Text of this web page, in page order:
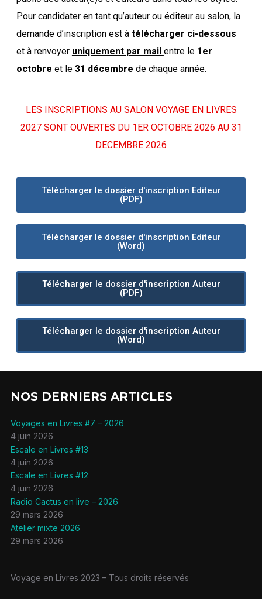
Pour candidater en tant qu’auteur ou éditeur au salon, la
demande d’inscription est à télécharger ci-dessous
et à renvoyer uniquement par mail entre le 1er
octobre et le 31 décembre de chaque année.
LES INSCRIPTIONS AU SALON VOYAGE EN LIVRES
2027 SONT OUVERTES DU 1ER OCTOBRE 2026 AU 31
DECEMBRE 2026
Télécharger le dossier d'inscription Editeur
(PDF)
Télécharger le dossier d'inscription Editeur
(Word)
Télécharger le dossier d'inscription Auteur
(PDF)
Télécharger le dossier d'inscription Auteur
(Word)
NOS DERNIERS ARTICLES
Voyages en Livres #7 – 2026
4 juin 2026
Escale en Livres #13
4 juin 2026
Escale en Livres #12
4 juin 2026
Radio Cactus en live – 2026
29 mars 2026
Atelier mixte 2026
29 mars 2026
Voyage en Livres 2023 – Tous droits réservés